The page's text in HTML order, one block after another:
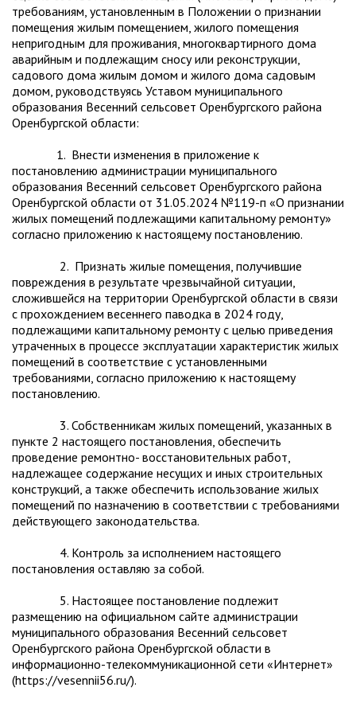
требованиям, установленным в Положении о признании
помещения жилым помещением, жилого помещения
непригодным для проживания, многоквартирного дома
аварийным и подлежащим сносу или реконструкции,
садового дома жилым домом и жилого дома садовым
домом, руководствуясь Уставом муниципального
образования Весенний сельсовет Оренбургского района
Оренбургской области:
1. Внести изменения в приложение к
постановлению администрации муниципального
образования Весенний сельсовет Оренбургского района
Оренбургской области от 31.05.2024 №119-п «О признании
жилых помещений подлежащими капитальному ремонту»
согласно приложению к настоящему постановлению.
2. Признать жилые помещения, получившие
повреждения в результате чрезвычайной ситуации,
сложившейся на территории Оренбургской области в связи
с прохождением весеннего паводка в 2024 году,
подлежащими капитальному ремонту с целью приведения
утраченных в процессе эксплуатации характеристик жилых
помещений в соответствие с установленными
требованиями, согласно приложению к настоящему
постановлению.
3. Собственникам жилых помещений, указанных в
пункте 2 настоящего постановления, обеспечить
проведение ремонтно- восстановительных работ,
надлежащее содержание несущих и иных строительных
конструкций, а также обеспечить использование жилых
помещений по назначению в соответствии с требованиями
действующего законодательства.
4. Контроль за исполнением настоящего
постановления оставляю за собой.
5. Настоящее постановление подлежит
размещению на официальном сайте администрации
муниципального образования Весенний сельсовет
Оренбургского района Оренбургской области в
информационно-телекоммуникационной сети «Интернет»
(https://vesennii56.ru/).